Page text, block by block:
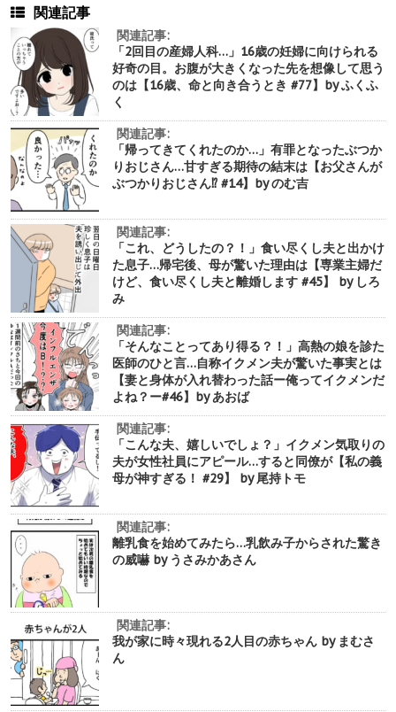
関連記事
関連記事:
「2回目の産婦人科…」16歳の妊婦に向けられる
好奇の目。お腹が大きくなった先を想像して思う
のは【16歳、命と向き合うとき #77】by ふくふ
く
関連記事:
「帰ってきてくれたのか…」有罪となったぶつか
りおじさん…甘すぎる期待の結末は【お父さんが
ぶつかりおじさん⁉︎ #14】by のむ吉
関連記事:
「これ、どうしたの？！」食い尽くし夫と出かけ
た息子…帰宅後、母が驚いた理由は【専業主婦だ
けど、食い尽くし夫と離婚します #45】 by しろ
み
関連記事:
「そんなことってあり得る？！」高熱の娘を診た
医師のひと言…自称イクメン夫が驚いた事実とは
【妻と身体が入れ替わった話ー俺ってイクメンだ
よね？ー#46】by あおば
関連記事:
「こんな夫、嬉しいでしょ？」イクメン気取りの
夫が女性社員にアピール…すると同僚が【私の義
母が神すぎる！ #29】 by 尾持トモ
関連記事:
離乳食を始めてみたら…乳飲み子からされた驚き
の威嚇 by うさみかあさん
関連記事:
我が家に時々現れる2人目の赤ちゃん by まむさ
ん